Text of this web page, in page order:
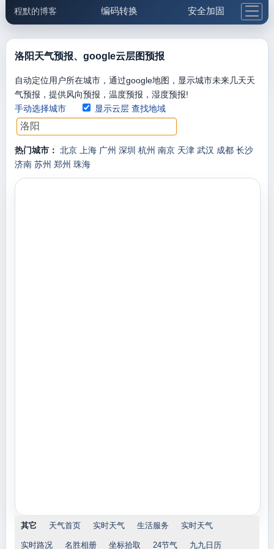
程默的博客 编码转换 安全加固
邮件工具 生活便民
5.1支付宝大红包
洛阳天气预报、google云层图预报
自动定位用户所在城市，通过google地图，显示城市未来几天天
气预报，提供风向预报，温度预报，湿度预报!
手动选择城市
显示云层 查找地域
热门城市： 北京 上海 广州 深圳 杭州 南京 天津 武汉 成都 长沙
济南 苏州 郑州 珠海
其它 天气首页 实时天气 生活服务 实时天气
实时路况 名胜相册 坐标拾取 24节气 九九日历